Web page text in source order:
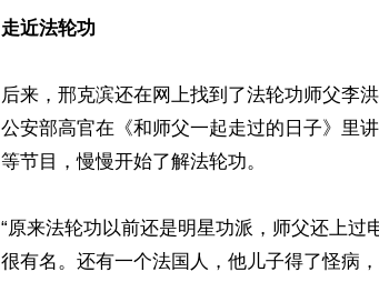
走近法轮功
后来，邢克滨还在网上找到了法轮功师父李
公安部高官在《和师父一起走过的日子》里
等节目，慢慢开始了解法轮功。
“原来法轮功以前还是明星功派，师父还上
很有名。还有一个法国人，他儿子得了怪病